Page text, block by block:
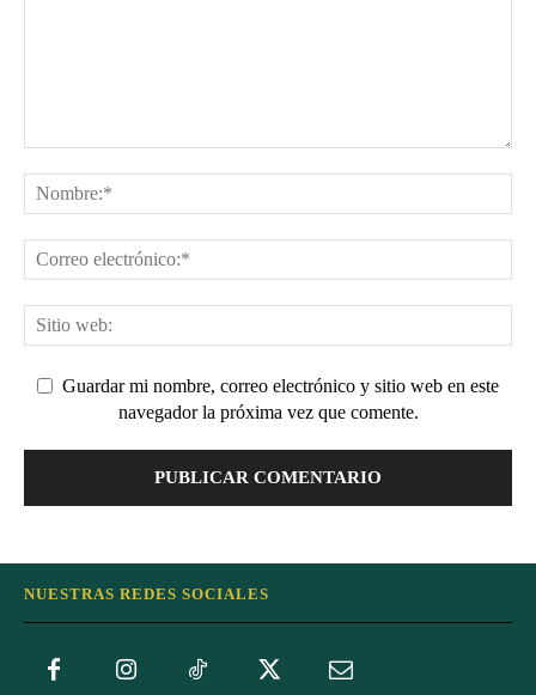
Guardar mi nombre, correo electrónico y sitio web en este
navegador la próxima vez que comente.
NUESTRAS REDES SOCIALES